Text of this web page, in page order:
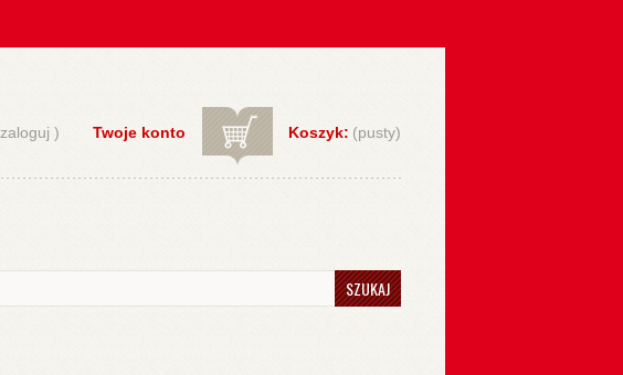
Koszyk: (pusty)
Twoje konto
zaloguj )
SZUKAJ